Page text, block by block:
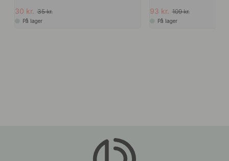
30 kr. 35 kr.
På lager
93 kr. 109 kr.
På lager